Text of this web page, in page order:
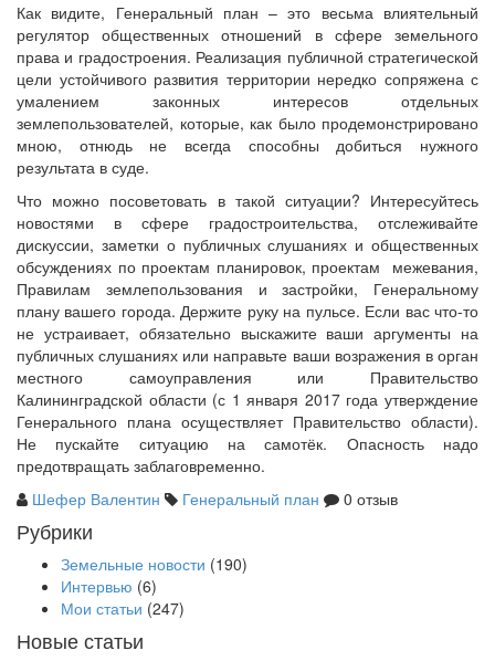
Как видите, Генеральный план – это весьма влиятельный
регулятор общественных отношений в сфере земельного
права и градостроения. Реализация публичной стратегической
цели устойчивого развития территории нередко сопряжена с
умалением законных интересов отдельных
землепользователей, которые, как было продемонстрировано
мною, отнюдь не всегда способны добиться нужного
результата в суде.
Что можно посоветовать в такой ситуации? Интересуйтесь
новостями в сфере градостроительства, отслеживайте
дискуссии, заметки о публичных слушаниях и общественных
обсуждениях по проектам планировок, проектам межевания,
Правилам землепользования и застройки, Генеральному
плану вашего города. Держите руку на пульсе. Если вас что-то
не устраивает, обязательно выскажите ваши аргументы на
публичных слушаниях или направьте ваши возражения в орган
местного самоуправления или Правительство
Калининградской области (с 1 января 2017 года утверждение
Генерального плана осуществляет Правительство области).
Не пускайте ситуацию на самотёк. Опасность надо
предотвращать заблаговременно.
Шефер Валентин
Генеральный план 0 отзыв
Рубрики
Земельные новости (190)
Интервью (6)
Мои статьи (247)
Новые статьи